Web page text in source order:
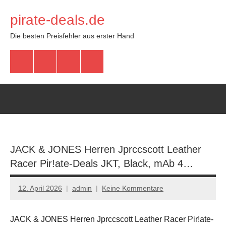
Inhalt
springen
pirate-deals.de
Die besten Preisfehler aus erster Hand
JACK & JONES Herren Jprccscott Leather
Racer Pir!ate-Deals JKT, Black, mАb 4…
12. April 2026 admin Keine Kommentare
JACK & JONES Herren Jprccscott Leather Racer Pir!ate-